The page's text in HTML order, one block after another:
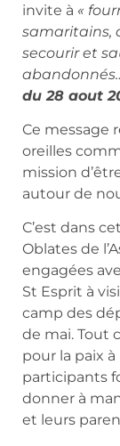
invite à «
samaritains,
secourir et
du 28 aout
Ce message
oreilles
mission
autour de
C’est dans
Oblates de
engagées
St Esprit à
camp des
de mai. Tout
pour la paix
participants
donner à
et leurs